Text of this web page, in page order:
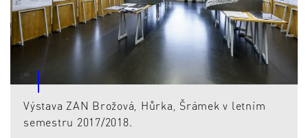
Výstava ZAN Brožová, Hůrka, Šrámek v letním
semestru 2017/2018.